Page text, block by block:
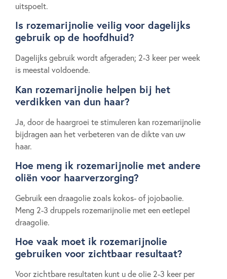
uitspoelt.
Is rozemarijnolie veilig voor dagelijks
gebruik op de hoofdhuid?
Dagelijks gebruik wordt afgeraden; 2-3 keer per week
is meestal voldoende.
Kan rozemarijnolie helpen bij het
verdikken van dun haar?
Ja, door de haargroei te stimuleren kan rozemarijnolie
bijdragen aan het verbeteren van de dikte van uw
haar.
Hoe meng ik rozemarijnolie met andere
oliën voor haarverzorging?
Gebruik een draagolie zoals kokos- of jojobaolie.
Meng 2-3 druppels rozemarijnolie met een eetlepel
draagolie.
Hoe vaak moet ik rozemarijnolie
gebruiken voor zichtbaar resultaat?
Voor zichtbare resultaten kunt u de olie 2-3 keer per